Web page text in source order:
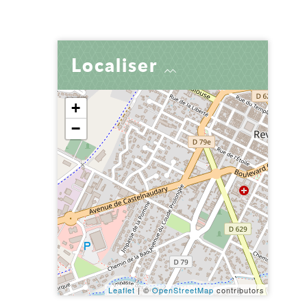
par e-mail
Localiser
+
−
Leaflet| ©OpenStreetMapcontributors